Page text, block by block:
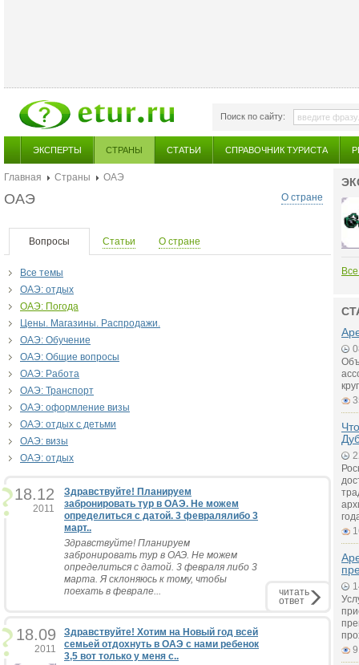
Поиск по сайту:
ЭКСПЕРТЫ СТРАНЫ СТАТЬИ СПРАВОЧНИК ТУРИСТА
Главная Страны
ОАЭ
О стране
ОАЭ
Вопросы Статьи О стране
Все темы
ОАЭ: отдых
ОАЭ: Погода
Цены. Магазины. Распродажи.
ОАЭ: Обучение
ОАЭ: Общие вопросы
ОАЭ: Работа
ОАЭ: Транспорт
ОАЭ: оформление визы
ОАЭ: отдых с детьми
ОАЭ: визы
ОАЭ: отдых
18.12
2011
Здравствуйте! Планируем
забронировать тур в ОАЭ. Не можем
определиться с датой. 3 февралялибо 3
март..
Здравствуйте! Планируем
забронировать тур в ОАЭ. Не можем
определиться с датой. 3 февраля либо 3
марта. Я склоняюсь к тому, чтобы
поехать в феврале...
читать
ответ
18.09
2011
Здравствуйте! Хотим на Новый год всей
семьей отдохнуть в ОАЭ с нами ребенок
3,5 вот только у меня с..